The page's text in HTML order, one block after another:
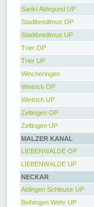
Sankt Aldegund UP
Stadtbredimus OP
Stadtbredimus UP
Trier OP
Trier UP
Wincheringen
Wintrich OP
Wintrich UP
Zeltingen OP
Zeltingen UP
MALZER KANAL
LIEBENWALDE OP
LIEBENWALDE UP
NECKAR
Aldingen Schleuse UP
Beihingen Wehr UP